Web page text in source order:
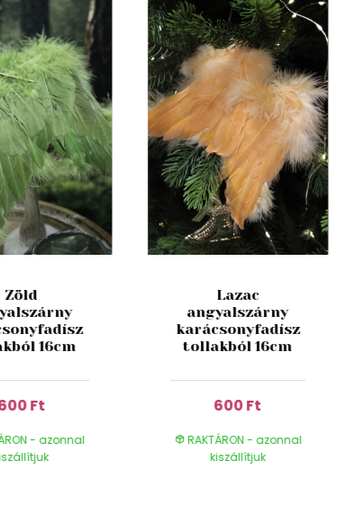
Zöld
16cm
Ft
- azonnal
Lazac
angyalszárny
karácsonyfadísz
tollakból 16cm
600 Ft
RAKTÁRON - azonnal
kiszállítjuk